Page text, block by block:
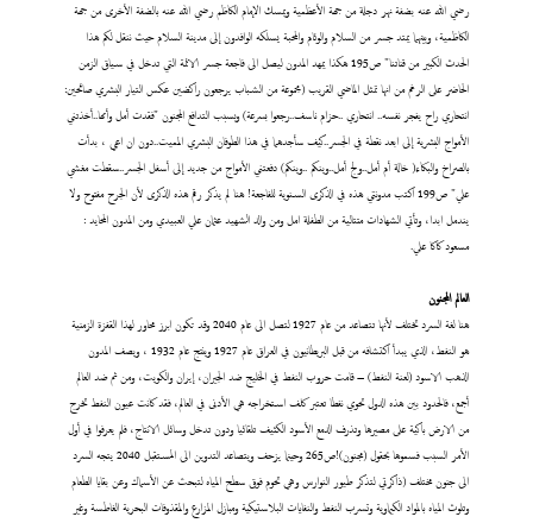
رضي الله عنه بضفة نهر دجلة من جهة الأعظمية ويمسك الإمام الكاظم رضي الله عنه بالضفة الأخرى من جهة
الكاظمية، وبينهما يمتد جسر من السلام والوئام والمحبة يسلكه الوافدون إلى مدينة السلام حيث ننقل لكم هذا
الحدث الكبير من قناتنا" ص195 هكذا يمهد المدون ليصل الى فاجعة جسر الائمة التي تدخل في سياق الزمن
الحاضر على الرغم من انها تمثل الماضي القريب (مجموعة من الشباب يرجعون راكضين عكس التيار البشري صائحين:
انتحاري راح يفجر نفسه.. انتحاري ..حزام ناسف..رجعوا بسرعة) وبسبب التدافع المجنون "فقدت أمل وأمها..أخذتني
الأمواج البشرية إلى ابعد نقطة في الجسر..كيف سأجدهما في هذا الطوفان البشري المميت..دون ان اعي ، بدأت
بالصراخ والبكاء( خالة أم أمل..ولج أمل..وينكم ..وينكم) دفعتني الأمواج من جديد إلى أسفل الجسر..سقطت مغشي
علي" ص199 اكتب مدونتي هذه في الذكرى السنوية للفاجعة! هنا لم يذكر رقم هذه الذكرى لأن الجرح مفتوح ولا
يندمل ابدا، وتأتي الشهادات متتالية من الطفلة امل ومن والد الشهيد عثمان علي العبيدي ومن المدون المحايد :
مسعود كاكا علي.
العالم المجنون
هنا لغة السرد تختلف لأنها تتصاعد من عام 1927 لتصل الى عام 2040 وقد تكون ابرز محاور لهذا القفزة الزمنية
هو النفط، الذي يبدأ اكتشافه من قبل البريطانيون في العراق عام 1927 وينتج عام 1932 ، ويصف المدون
الذهب الاسود (لعنة النفط) – قامت حروب النفط في الخليج ضد الجيران، إيران والكويت، ومن ثم ضد العالم
أجمع، فالحدود بين هذه الدول تحوي نفطا تعتبر كلف استخراجه هي الأدنى في العالم، فقد كانت عيون النفط تخرج
من الارض باكية على مصيرها وتذرف الدمع الأسود الكثيف تلقائيا ودون تدخل وسائل الانتاج، فلم يعرفوا في أول
الأمر السبب فسموها بحقول (مجنون)!ص265 وحينما يزحف ويتصاعد التدوين الى المستقبل 2040 يتجه السرد
الى جنون مختلف (ذاكرتي لتذكر طيور النوارس وهي تحوم فوق سطح المياه لتبحث عن الأسماك وعن بقايا الطعام
وتلوث المياه بالمواد الكيماوية وتسرب النفط والنفايات البلاستيكية ومبازل المزارع والمقذوفات البحرية الغاطسة وغير